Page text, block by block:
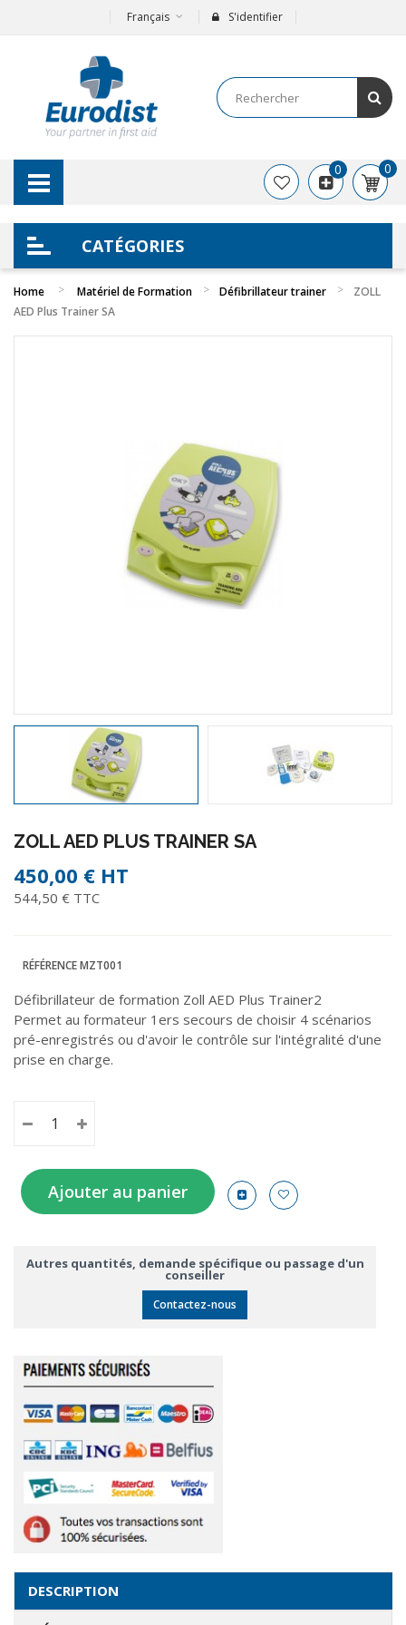
Français S'identifier
CATÉGORIES
0
0
Home Matériel de Formation Défibrillateur trainer
ZOLL
AED Plus Trainer SA
ZOLL AED PLUS TRAINER SA
450,00 € HT
544,50 € TTC
RÉFÉRENCEMZT001
Défibrillateur de formation Zoll AED Plus Trainer2
Permet au formateur 1ers secours de choisir 4 scénarios
pré-enregistrés ou d'avoir le contrôle sur l'intégralité d'une
prise en charge.
Ajouter au panier
Autres quantités, demande spécifique ou passage d'un
conseiller
Contactez-nous
DESCRIPTION